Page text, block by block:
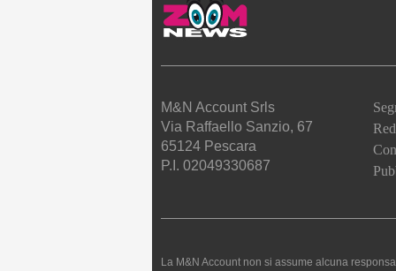
M&N Account Srls
Via Raffaello Sanzio, 67
65124 Pescara
P.I. 02049330687
La M&N Account non si assume alcuna